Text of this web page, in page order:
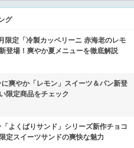
グ
限定「冷製カッペリーニ 赤海老のレモ
登場！爽やか夏メニューを徹底解説
に爽やか「レモン」スイーツ＆パン新登
限定商品をチェック
よくばりサンド」シリーズ新作チョコ
定スイーツサンドの爽快な魅力